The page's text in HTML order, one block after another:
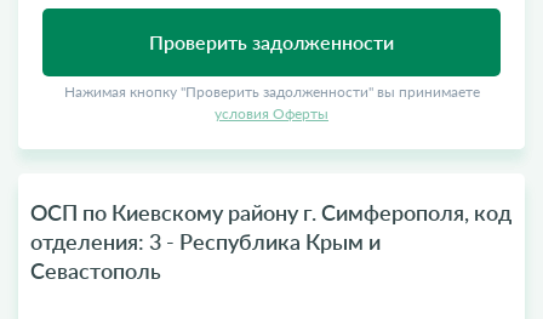
Проверить задолженности
Нажимая кнопку "Проверить задолженности" вы принимаете
условия Оферты
ОСП по Киевскому району г. Симферополя, код
отделения: 3 - Республика Крым и
Севастополь